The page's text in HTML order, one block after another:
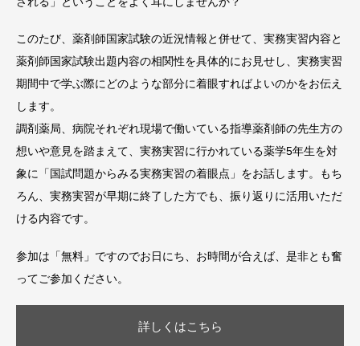
このたび、薬剤師国家試験の近況情報と併せて、実務実習内容と
薬剤師国家試験出題内容の相関性を具体的にお見せし、実務実習
期間中で学ぶ際にどのような部分に着眼すればよいのかをお伝え
します。
調剤薬局、病院それぞれ現場で働いている指導薬剤師の先生方の
想いや意見を踏まえて、実務実習に行かれている薬学5年生を対
象に「国試問題からみる実務実習の着眼点」をお話します。もち
ろん、実務実習が早期に終了した方でも、振り返りに活用いただ
ける内容です。
参加は「無料」ですのでお日にち、お時間が合えば、是非とも奮
ってご参加ください。
詳しくはこちら